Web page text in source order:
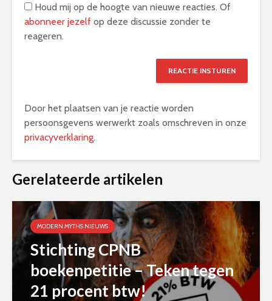
Houd mij op de hoogte van nieuwe reacties. Of
abonneer jezelf op deze discussie zonder te
reageren.
Door het plaatsen van je reactie worden
persoonsgevens werwerkt zoals omschreven in onze
privacyverklaring.
Gerelateerde artikelen
MODERN MYTHS NIEUWS
Stichting CPNB
boekenpetitie – Teken tegen
21 procent btw!